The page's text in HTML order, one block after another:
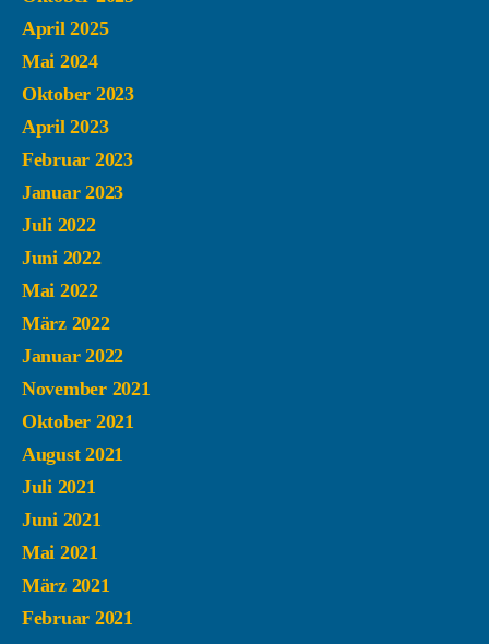
April 2025
Mai 2024
Oktober 2023
April 2023
Februar 2023
Januar 2023
Juli 2022
Juni 2022
Mai 2022
März 2022
Januar 2022
November 2021
Oktober 2021
August 2021
Juli 2021
Juni 2021
Mai 2021
März 2021
Februar 2021